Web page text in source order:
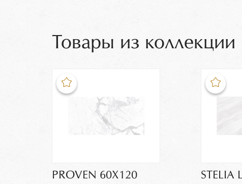
Товары из коллекции
PROVEN 60X120
STELIA